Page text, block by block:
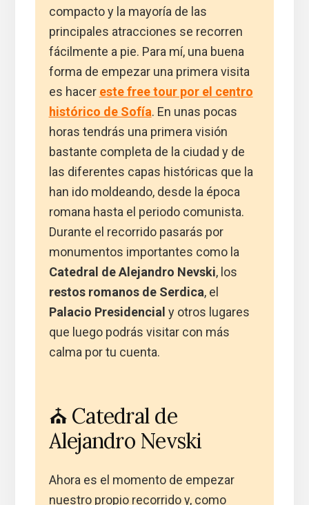
compacto y la mayoría de las
principales atracciones se recorren
fácilmente a pie. Para mí, una buena
forma de empezar una primera visita
es hacer este free tour por el centro
histórico de Sofía. En unas pocas
horas tendrás una primera visión
bastante completa de la ciudad y de
las diferentes capas históricas que la
han ido moldeando, desde la época
romana hasta el periodo comunista.
Durante el recorrido pasarás por
monumentos importantes como la
Catedral de Alejandro Nevski, los
restos romanos de Serdica, el
Palacio Presidencial y otros lugares
que luego podrás visitar con más
calma por tu cuenta.
⛪ Catedral de
Alejandro Nevski
Ahora es el momento de empezar
nuestro propio recorrido y, como